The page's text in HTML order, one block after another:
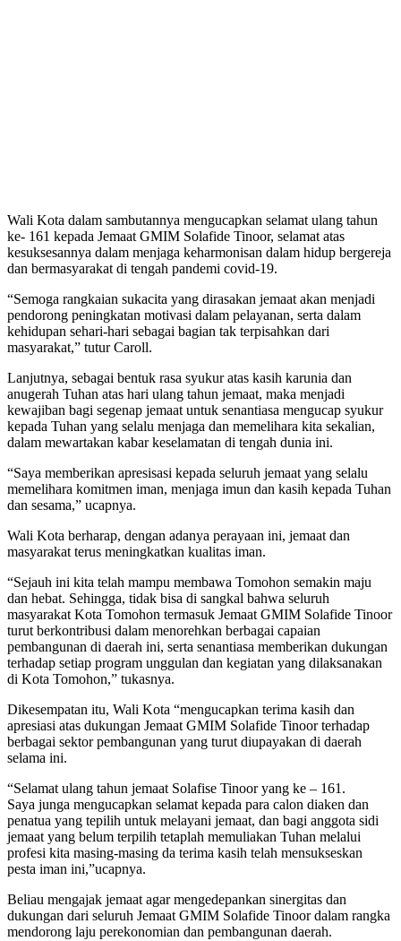
Wali Kota dalam sambutannya mengucapkan selamat ulang tahun
ke- 161 kepada Jemaat GMIM Solafide Tinoor, selamat atas
kesuksesannya dalam menjaga keharmonisan dalam hidup bergereja
dan bermasyarakat di tengah pandemi covid-19.
“Semoga rangkaian sukacita yang dirasakan jemaat akan menjadi
pendorong peningkatan motivasi dalam pelayanan, serta dalam
kehidupan sehari-hari sebagai bagian tak terpisahkan dari
masyarakat,” tutur Caroll.
Lanjutnya, sebagai bentuk rasa syukur atas kasih karunia dan
anugerah Tuhan atas hari ulang tahun jemaat, maka menjadi
kewajiban bagi segenap jemaat untuk senantiasa mengucap syukur
kepada Tuhan yang selalu menjaga dan memelihara kita sekalian,
dalam mewartakan kabar keselamatan di tengah dunia ini.
“Saya memberikan apresisasi kepada seluruh jemaat yang selalu
memelihara komitmen iman, menjaga imun dan kasih kepada Tuhan
dan sesama,” ucapnya.
Wali Kota berharap, dengan adanya perayaan ini, jemaat dan
masyarakat terus meningkatkan kualitas iman.
“Sejauh ini kita telah mampu membawa Tomohon semakin maju
dan hebat. Sehingga, tidak bisa di sangkal bahwa seluruh
masyarakat Kota Tomohon termasuk Jemaat GMIM Solafide Tinoor
turut berkontribusi dalam menorehkan berbagai capaian
pembangunan di daerah ini, serta senantiasa memberikan dukungan
terhadap setiap program unggulan dan kegiatan yang dilaksanakan
di Kota Tomohon,” tukasnya.
Dikesempatan itu, Wali Kota “mengucapkan terima kasih dan
apresiasi atas dukungan Jemaat GMIM Solafide Tinoor terhadap
berbagai sektor pembangunan yang turut diupayakan di daerah
selama ini.
“Selamat ulang tahun jemaat Solafise Tinoor yang ke – 161.
Saya junga mengucapkan selamat kepada para calon diaken dan
penatua yang tepilih untuk melayani jemaat, dan bagi anggota sidi
jemaat yang belum terpilih tetaplah memuliakan Tuhan melalui
profesi kita masing-masing da terima kasih telah mensukseskan
pesta iman ini,”ucapnya.
Beliau mengajak jemaat agar mengedepankan sinergitas dan
dukungan dari seluruh Jemaat GMIM Solafide Tinoor dalam rangka
mendorong laju perekonomian dan pembangunan daerah.